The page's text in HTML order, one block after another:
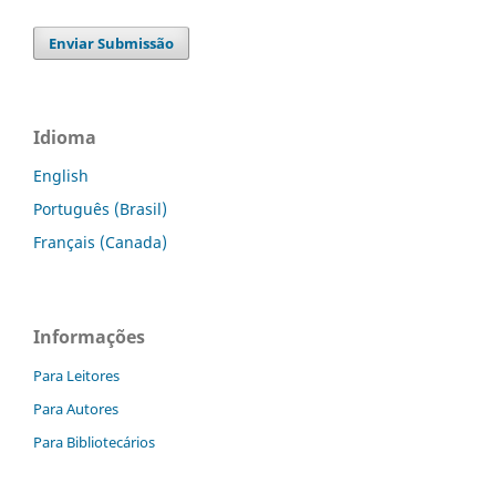
Enviar Submissão
Idioma
English
Português (Brasil)
Français (Canada)
Informações
Para Leitores
Para Autores
Para Bibliotecários